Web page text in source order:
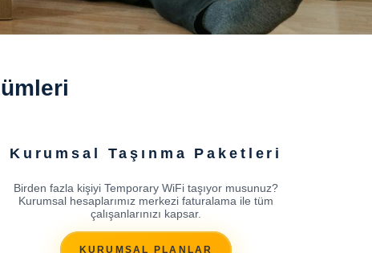
Kurumsal Taşınma Paketleri
Birden fazla kişiyi Temporary WiFi taşıyor musunuz?
Kurumsal hesaplarımız merkezi faturalama ile tüm
çalışanlarınızı kapsar.
KURUMSAL PLANLAR